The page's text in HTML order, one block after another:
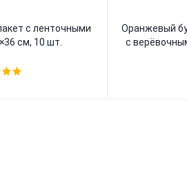
см, 10 шт.
Оранжевый бумажный пакет для бутылок
с